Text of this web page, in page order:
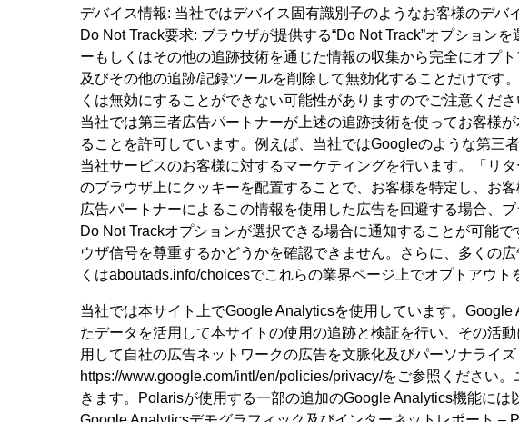
デバイス情報: 当社ではデバイス固有識別子のようなお客様のデバ
Do Not Track要求: ブラウザが提供する“Do Not Track”オプション
ーもしくはその他の追跡技術を通じた情報の収集から完全にオプ
及びその他の追跡/記録ツールを削除して無効化することだけです
くは無効にすることができない可能性がありますのでご注意くださ
当社では第三者広告パートナーが上述の追跡技術を使ってお客様
ることを許可しています。例えば、当社ではGoogleのような第三
当社サービスのお客様に対するマーケティングを行います。「リ
のブラウザ上にクッキーを配置することで、お客様を特定し、お
広告パートナーによるこの情報を使用した広告を回避する場合、
Do Not Trackオプションが選択できる場合に通知することが可能
ウザ信号を尊重するかどうかを確認できません。さらに、多くの
くはaboutads.info/choicesでこれらの業界ページ上でオプトアウト
当社では本サイト上でGoogle Analyticsを使用しています。
たデータを活用して本サイトの使用の追跡と検証を行い、その活
用して自社の広告ネットワークの広告を文脈化及びパーソナライ
https://www.google.com/intl/en/policies/privacy/をご参照ください
きます。Polarisが使用する一部の追加のGoogle Analytics機能には